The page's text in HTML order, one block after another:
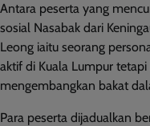
Antara peserta yang
sosial Nasabak dari
Leong iaitu seorang
aktif di Kuala Lumpur
mengembangkan bakat
Para peserta dijadualkan